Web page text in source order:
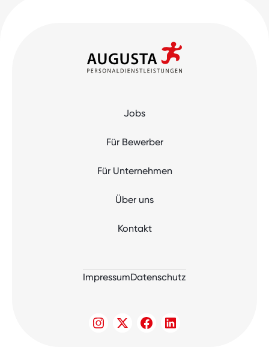
Jobs
Für Bewerber
Für Unternehmen
Über uns
Kontakt
ImpressumDatenschutz